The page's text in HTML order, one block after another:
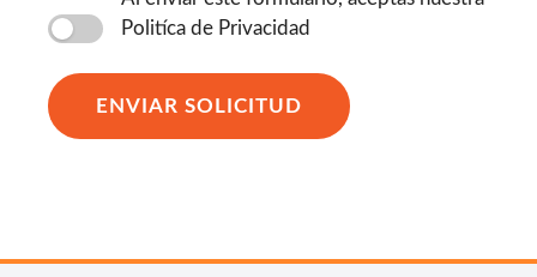
Politíca de Privacidad
ENVIAR SOLICITUD